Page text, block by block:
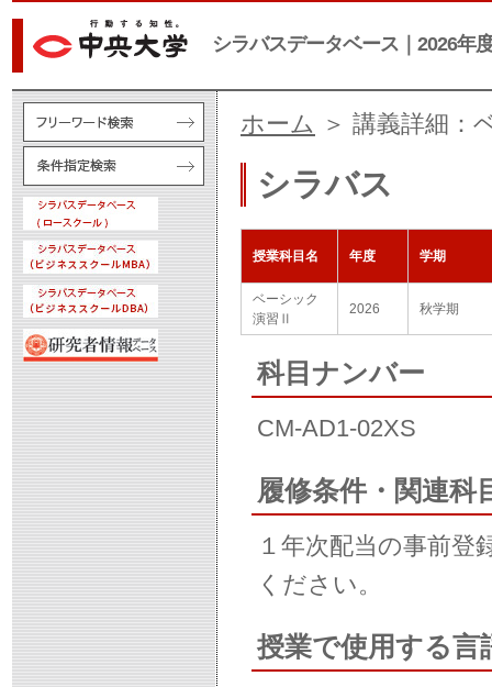
シラバスデータベース｜2026年
ホーム ＞ 講義詳細：
シラバス
授業科目名 年度 学期
ベーシック
演習Ⅱ
2026 秋学期
科目ナンバー
CM-AD1-02XS
履修条件・関連科
１年次配当の事前登
ください。
授業で使用する言